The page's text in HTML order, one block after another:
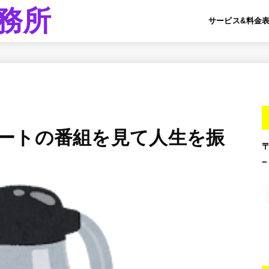
所 サービス&料金
トの番組を見て人生を振
−